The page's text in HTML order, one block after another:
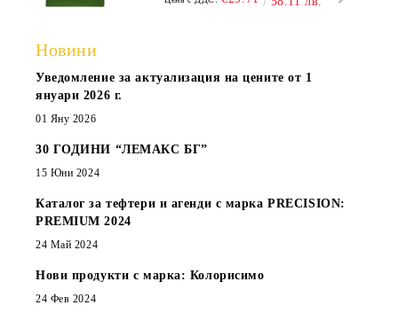
Новини
Уведомление за актуализация на цените от 1
януари 2026 г.
01 Яну 2026
30 ГОДИНИ “ЛЕМАКС БГ”
15 Юни 2024
Каталог за тефтери и агенди с марка PRECISION:
PREMIUM 2024
24 Май 2024
Нови продукти с марка: Колорисимо
24 Фев 2024